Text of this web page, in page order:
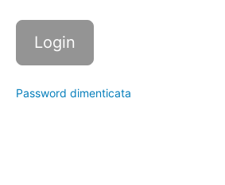
Password dimenticata